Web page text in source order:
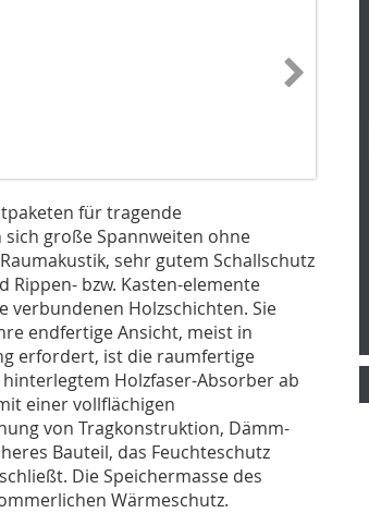
für tragende
große Spannweiten ohne
sehr gutem Schallschutz
bzw. Kas­ten-elemente
verbundenen Holzschichten. Sie
endfertige Ansicht, meist in
erfordert, ist die raumfertige
Holzfaser-Absorber ab
einer vollflächigen
von Tragkonstruktion, Dämm-
Bauteil, das Feuchteschutz
Die Speichermasse des
Wärmeschutz.